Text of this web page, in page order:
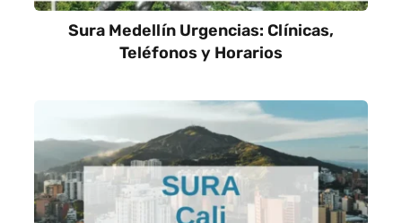
Sura Medellín Urgencias: Clínicas,
Teléfonos y Horarios